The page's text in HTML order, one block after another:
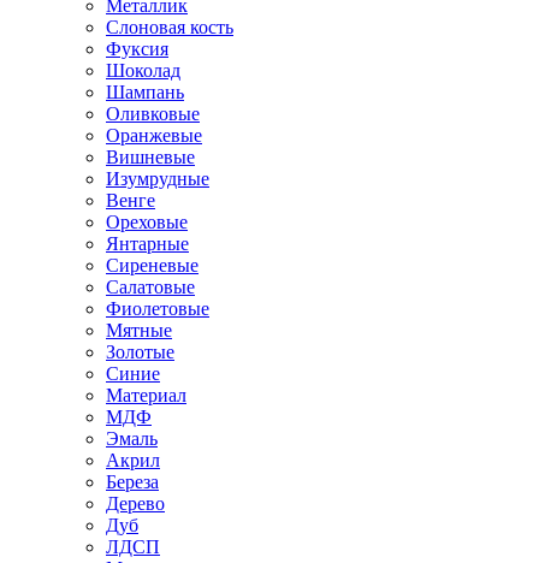
Металлик
Слоновая кость
Фуксия
Шоколад
Шампань
Оливковые
Оранжевые
Вишневые
Изумрудные
Венге
Ореховые
Янтарные
Сиреневые
Салатовые
Фиолетовые
Мятные
Золотые
Синие
Материал
МДФ
Эмаль
Акрил
Береза
Дерево
Дуб
ЛДСП